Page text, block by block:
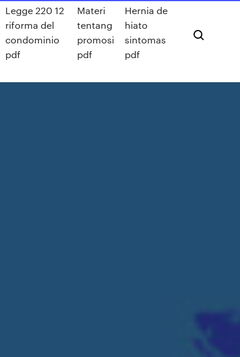
Legge 220 12
riforma del
condominio
pdf
Materi
tentang
promosi
pdf
Hernia de
hiato
sintomas
pdf